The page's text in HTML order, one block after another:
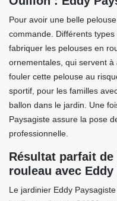
Pour avoir une belle
commande. Différents
fabriquer les pelouses en
ornementales, qui servent
fouler cette pelouse au
sportif, pour les familles
ballon dans le jardin. Une
Paysagiste assure la pose
professionnelle.
Résultat parfait de
rouleau avec
Le jardinier Eddy